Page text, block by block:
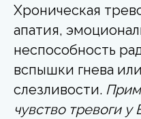
Хроническая
апатия,
неспособность
вспышки гнева или
слезливости.
чувство тревоги у